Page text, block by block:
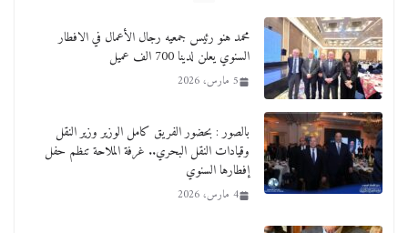
محمد هنو رئيس جمعيه رجال الأعمال في الافطار
السنوي يعلن لدينا 700 الف عميل
5 مارس، 2026
بالصور : بحضور الفريق كامل الوزير وزير النقل
وقيادات النقل البحري.. غرفة الملاحة تنظم حفل
إفطارها السنوي
4 مارس، 2026